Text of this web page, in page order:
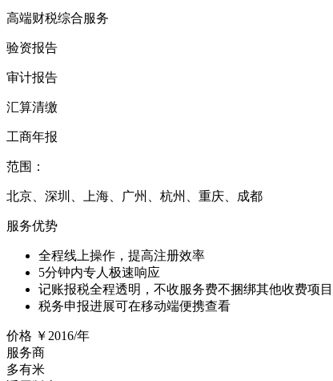
高端财税综合服务
验资报告
审计报告
汇算清缴
工商年报
范围：
北京、深圳、上海、广州、杭州、重庆、成都
服务优势
全程线上操作，提高注册效率
5分钟内专人极速响应
记账报税全程透明，不收服务费不捆绑其他收费项目
税务申报进展可在移动端便携查看
价格 ￥2016/年
服务商
多有米